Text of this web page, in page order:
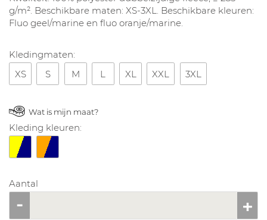
g/m². Beschikbare maten: XS-3XL. Beschikbare kleuren:
Fluo geel/marine en fluo oranje/marine.
Kledingmaten:
XS
S M L XL XXL 3XL
Wat is mijn maat?
Kleding kleuren:
Aantal